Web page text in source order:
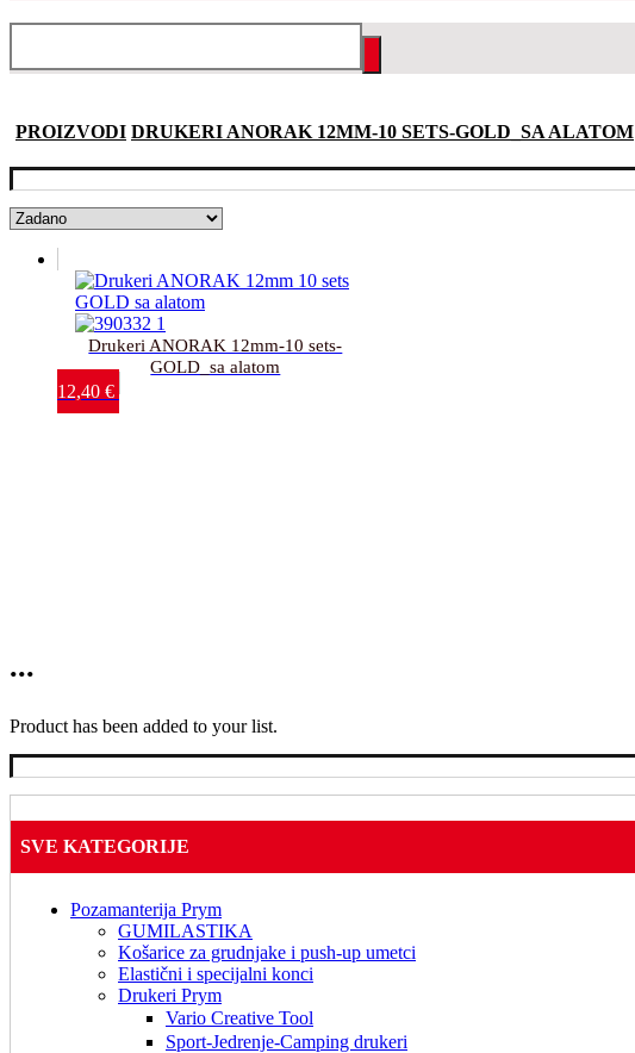
PROIZVODI DRUKERI ANORAK 12MM-10 SETS-GOLD_SA ALATOM
Drukeri ANORAK 12mm-10 sets-
GOLD_sa alatom
12,40 €
...
Product has been added to your list.
SVE KATEGORIJE
Pozamanterija Prym
GUMILASTIKA
Košarice za grudnjake i push-up umetci
Elastični i specijalni konci
Drukeri Prym
Vario Creative Tool
Sport-Jedrenje-Camping drukeri